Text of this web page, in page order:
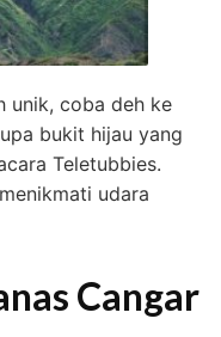
unik, coba deh ke
bukit hijau yang
Teletubbies.
udara
Cangar